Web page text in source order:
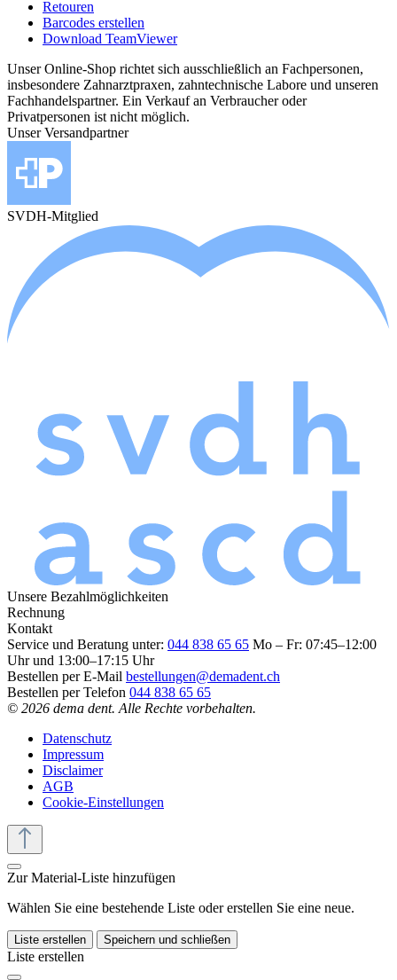
Retouren
Barcodes erstellen
Download TeamViewer
Unser Online-Shop richtet sich ausschließlich an Fachpersonen,
insbesondere Zahnarztpraxen, zahntechnische Labore und unseren
Fachhandelspartner. Ein Verkauf an Verbraucher oder
Privatpersonen ist nicht möglich.
Unser Versandpartner
SVDH-Mitglied
Unsere Bezahlmöglichkeiten
Rechnung
Kontakt
Service und Beratung unter: 044 838 65 65 Mo – Fr: 07:45–12:00
Uhr und 13:00–17:15 Uhr
Bestellen per E-Mail bestellungen@demadent.ch
Bestellen per Telefon 044 838 65 65
© 2026 dema dent. Alle Rechte vorbehalten.
Datenschutz
Impressum
Disclaimer
AGB
Cookie-Einstellungen
Zur Material-Liste hinzufügen
Wählen Sie eine bestehende Liste oder erstellen Sie eine neue.
Liste erstellen Speichern und schließen
Liste erstellen